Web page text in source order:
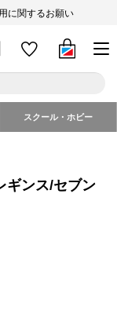
に関するお願い
スクール・ホビー
ンス/セブン